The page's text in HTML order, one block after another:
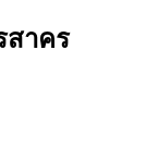
สาคร